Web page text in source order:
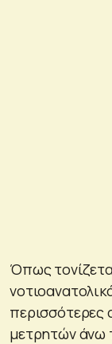
Όπως
περισσότερες
μετρητών άνω